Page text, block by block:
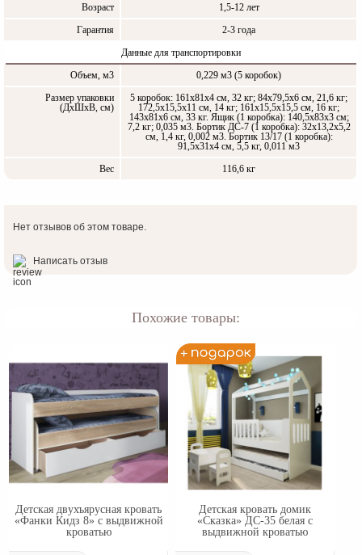
Возраст
1,5-12 лет
Гарантия
2-3 года
Данные для транспортировки
Объем, м3
0,229 м3 (5 коробок)
Размер упаковки
(ДxШxВ, см)
5 коробок: 161х81х4 см, 32 кг; 84х79,5х6 см, 21,6 кг;
172,5х15,5х11 см, 14 кг; 161х15,5х15,5 см, 16 кг;
143х81х6 см, 33 кг. Ящик (1 коробка): 140,5х83х3 см;
7,2 кг; 0,035 м3. Бортик ДС-7 (1 коробка): 32х13,2х5,2
см, 1,4 кг, 0,002 м3. Бортик 13/17 (1 коробка):
91,5х31х4 см, 5,5 кг, 0,011 м3
Вес
116,6 кг
Нет отзывов об этом товаре.
Написать отзыв
Похожие товары:
Детская двухъярусная кровать
«Фанки Кидз 8» с выдвижной
кроватью
Детская кровать домик
«Сказка» ДС-35 белая с
выдвижной кроватью